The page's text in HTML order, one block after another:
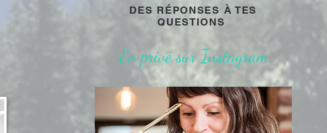
DES RÉPONSES À TES
QUESTIONS
En privé sur Instagram